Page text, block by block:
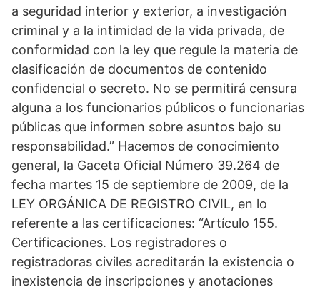
a seguridad interior y exterior, a investigación
criminal y a la intimidad de la vida privada, de
conformidad con la ley que regule la materia de
clasificación de documentos de contenido
confidencial o secreto. No se permitirá censura
alguna a los funcionarios públicos o funcionarias
públicas que informen sobre asuntos bajo su
responsabilidad.” Hacemos de conocimiento
general, la Gaceta Oficial Número 39.264 de
fecha martes 15 de septiembre de 2009, de la
LEY ORGÁNICA DE REGISTRO CIVIL, en lo
referente a las certificaciones: “Artículo 155.
Certificaciones. Los registradores o
registradoras civiles acreditarán la existencia o
inexistencia de inscripciones y anotaciones